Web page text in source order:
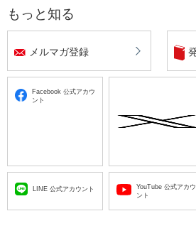
もっと知る
メルマガ登録
Facebook 公式アカウ
ント
LINE 公式アカウント
YouTube 公式アカウ
ント